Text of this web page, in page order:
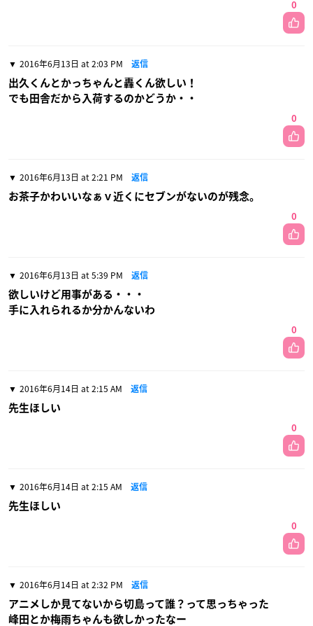
0
2016年6月13日 at 2:03 PM 返信
出久くんとかっちゃんと轟くん欲しい！
でも田舎だから入荷するのかどうか・・
0
2016年6月13日 at 2:21 PM 返信
お茶子かわいいなぁｖ近くにセブンがないのが残念。
0
2016年6月13日 at 5:39 PM 返信
欲しいけど用事がある・・・
手に入れられるか分かんないわ
0
2016年6月14日 at 2:15 AM 返信
先生ほしい
0
2016年6月14日 at 2:15 AM 返信
先生ほしい
0
2016年6月14日 at 2:32 PM 返信
アニメしか見てないから切島って誰？って思っちゃった
峰田とか梅雨ちゃんも欲しかったなー